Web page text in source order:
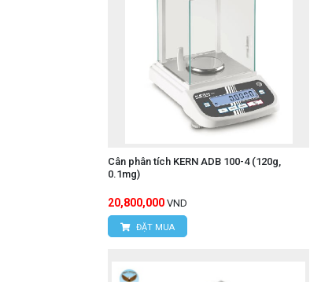
Cân phân tích KERN ADB 100-4 (120g,
0.1mg)
20,800,000 VND
ĐẶT MUA